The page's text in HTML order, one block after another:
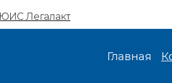
Легалакт
Главная